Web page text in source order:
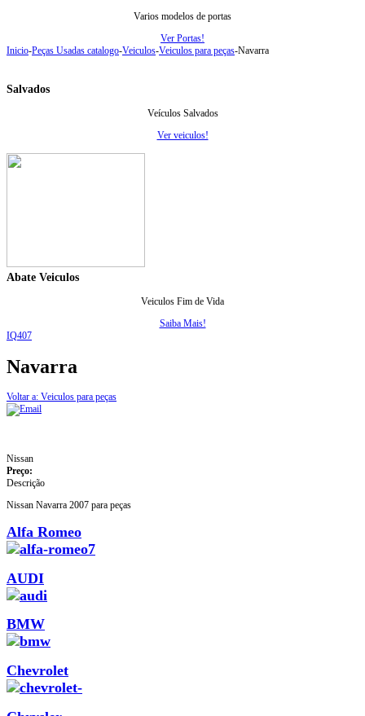
Varios modelos de portas
Ver Portas!
Inicio-Peças Usadas catalogo-Veiculos-Veiculos para peças-Navarra
Salvados
Veículos Salvados
Ver veiculos!
Abate Veiculos
Veiculos Fim de Vida
Saiba Mais!
IQ407
Navarra
Voltar a: Veiculos para peças
Nissan
Preço:
Descrição
Nissan Navarra 2007 para peças
Alfa Romeo
AUDI
BMW
Chevrolet